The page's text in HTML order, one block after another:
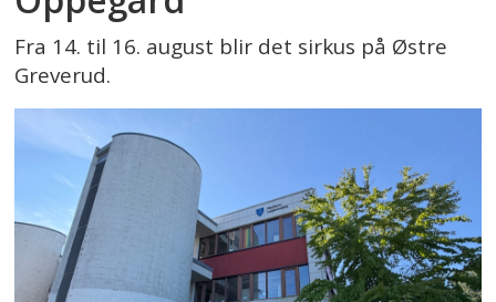
Fra 14. til 16. august blir det sirkus på Østre
Greverud.